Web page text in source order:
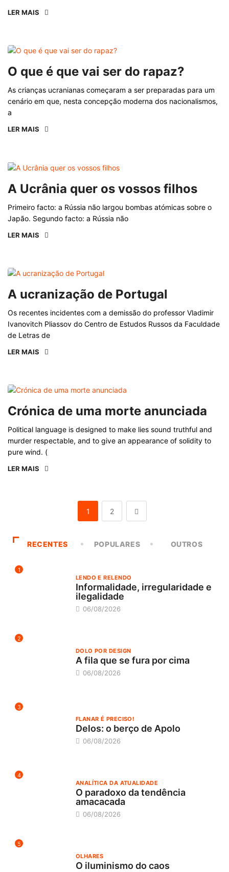
LER MAIS
O que é que vai ser do rapaz?
As crianças ucranianas começaram a ser preparadas para um
cenário em que, nesta concepção moderna dos nacionalismos,
a
LER MAIS
A Ucrânia quer os vossos filhos
Primeiro facto: a Rússia não largou bombas atómicas sobre o
Japão. Segundo facto: a Rússia não
LER MAIS
A ucranização de Portugal
Os recentes incidentes com a demissão do professor Vladimir
Ivanovitch Pliassov do Centro de Estudos Russos da Faculdade
de Letras de
LER MAIS
Crónica de uma morte anunciada
Political language is designed to make lies sound truthful and
murder respectable, and to give an appearance of solidity to
pure wind. (
LER MAIS
1 2
RECENTES POPULARES OUTROS
1
LENDO E RELENDO
Informalidade, irregularidade e
ilegalidade
06/08/2026
2
DOLO POR DESIGN
A fila que se fura por cima
06/08/2026
3
FLANAR É PRECISO!
Delos: o berço de Apolo
06/08/2026
4
ANALÍTICA DA ATUALIDADE
O paradoxo da tendência
amacacada
06/08/2026
5
OLHARES
O iluminismo do caos